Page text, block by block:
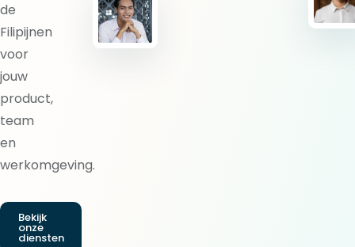
de
Filipijnen
voor
jouw
product,
team
en
werkomgeving.
Bekijk
onze
diensten